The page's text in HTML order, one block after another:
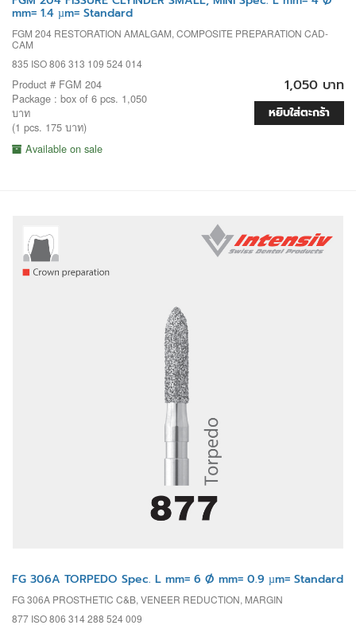
mm= 1.4 µm= Standard
FGM 204 RESTORATION AMALGAM, COMPOSITE PREPARATION CAD-
CAM
835 ISO 806 313 109 524 014
Product # FGM 204
Package : box of 6 pcs. 1,050
บาท
(1 pcs. 175 บาท)
Available on sale
1,050 บาท
หยิบใส่ตะกร้า
FG 306A TORPEDO Spec. L mm= 6 Ø mm= 0.9 µm= Standard
FG 306A PROSTHETIC C&B, VENEER REDUCTION, MARGIN
877 ISO 806 314 288 524 009